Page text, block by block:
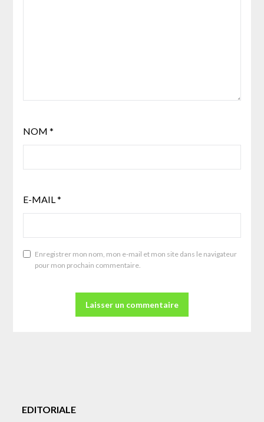
NOM *
E-MAIL*
Enregistrer mon nom, mon e-mail et mon site dans le navigateur
pour mon prochain commentaire.
EDITORIALE